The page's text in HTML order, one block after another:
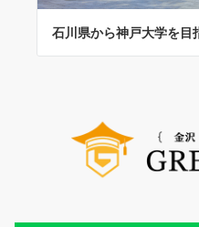
石川県から神戸大学を目